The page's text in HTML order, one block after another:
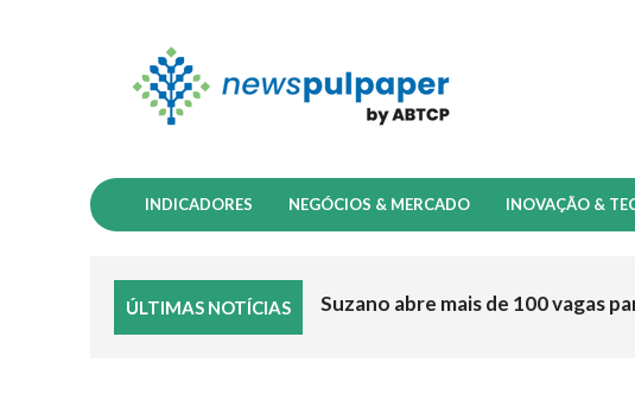
INDICADORES NEGÓCIOS & MERCADO INOVAÇÃO &
ÚLTIMAS NOTÍCIAS Suzano abre mais de 100 vagas